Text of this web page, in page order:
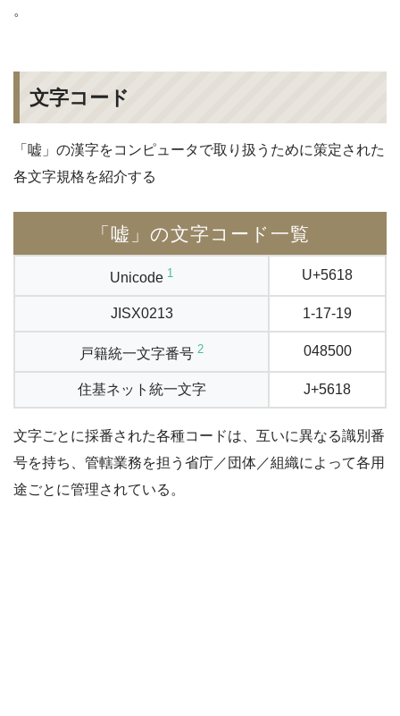
。
文字コード
「嘘」の漢字をコンピュータで取り扱うために策定された
各文字規格を紹介する
「嘘」の文字コード一覧
Unicode 1 U+5618
JISX0213 1-17-19
戸籍統一文字番号 2 048500
住基ネット統一文字 J+5618
文字ごとに採番された各種コードは、互いに異なる識別番
号を持ち、管轄業務を担う省庁／団体／組織によって各用
途ごとに管理されている。